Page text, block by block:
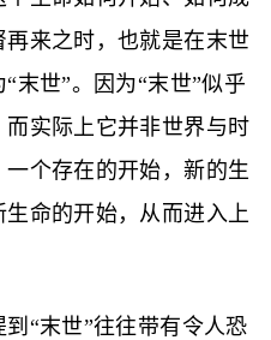
来之时，也就是在末世
末世”。因为“末世”似乎
实际上它并非世界与时
个存在的开始，新的生
命的开始，从而进入上
“末世”往往带有令人恐